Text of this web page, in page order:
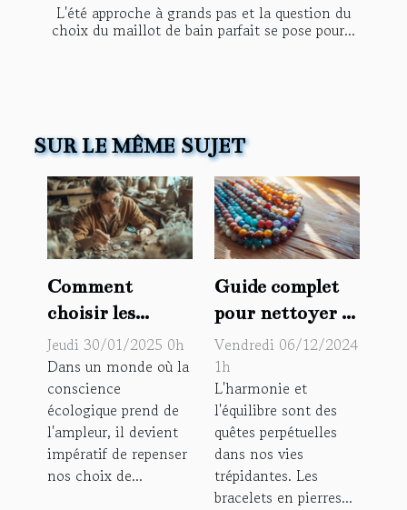
L'été approche à grands pas et la question du
choix du maillot de bain parfait se pose pour...
SUR LE MÊME SUJET
Comment
choisir les
matériaux
durables pour
vos bijoux
Jeudi 30/01/2025 0h
Dans un monde où la
conscience
écologique prend de
l'ampleur, il devient
impératif de repenser
nos choix de...
Guide complet
pour nettoyer et
recharger les
bracelets en
pierres
naturelles
Vendredi 06/12/2024
1h
L'harmonie et
l'équilibre sont des
quêtes perpétuelles
dans nos vies
trépidantes. Les
bracelets en pierres...